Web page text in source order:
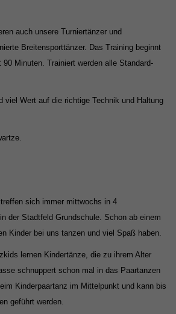
auch unsere Turniertänzer und
Breitensporttänzer. Das Training beginnt
90 Minuten. Trainiert werden alle Standard-
viel Wert auf die richtige Technik und Haltung
sich immer mittwochs in 4
der Stadtfeld Grundschule. Schon ab einem
Kinder bei uns tanzen und viel Spaß haben.
lernen Kindertänze, die zu ihrem Alter
schnuppert schon mal in das Paartanzen
Kinderpaartanz im Mittelpunkt und kann bis
geführt werden.